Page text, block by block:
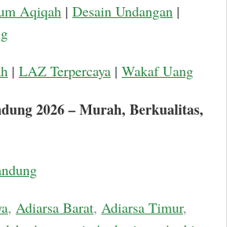
Aqiqah | Desain Undangan |
| LAZ Terpercaya | Wakaf Uang
2026 – Murah, Berkualitas,
, Adiarsa Barat, Adiarsa Timur,